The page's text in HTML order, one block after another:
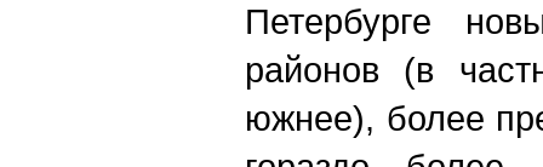
Петербурге
районов (в
южнее), более